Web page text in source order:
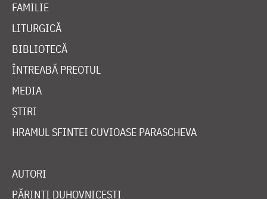
FAMILIE
LITURGICĂ
BIBLIOTECĂ
ÎNTREABĂ PREOTUL
MEDIA
ȘTIRI
HRAMUL SFINTEI CUVIOASE PARASCHEVA
AUTORI
PĂRINȚI DUHOVNICEȘTI